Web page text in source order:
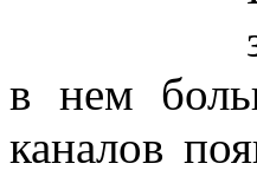
в нем
каналов